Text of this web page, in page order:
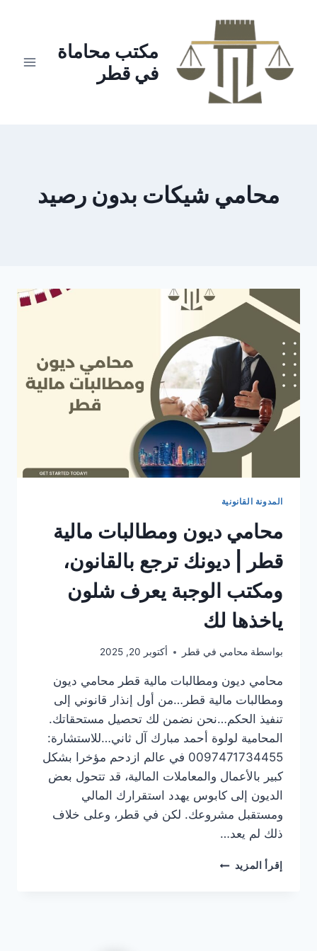
المحتوى
مكتب محاماة
في قطر
محامي شيكات بدون رصيد
المدونة القانونية
محامي ديون ومطالبات مالية
قطر | ديونك ترجع بالقانون،
ومكتب الوجبة يعرف شلون
ياخذها لك
بواسطة محامي في قطر أكتوبر 20, 2025
محامي ديون ومطالبات مالية قطر محامي ديون
ومطالبات مالية قطر…من أول إنذار قانوني إلى
تنفيذ الحكم…نحن نضمن لك تحصيل مستحقاتك.
المحامية لولوة أحمد مبارك آل ثاني…للاستشارة:
0097471734455 في عالم ازدحم مؤخرا بشكل
كبير بالأعمال والمعاملات المالية، قد تتحول بعض
الديون إلى كابوس يهدد استقرارك المالي
ومستقبل مشروعك. لكن في قطر، وعلى خلاف
ذلك لم يعد…
إقرأ المزيد محامي